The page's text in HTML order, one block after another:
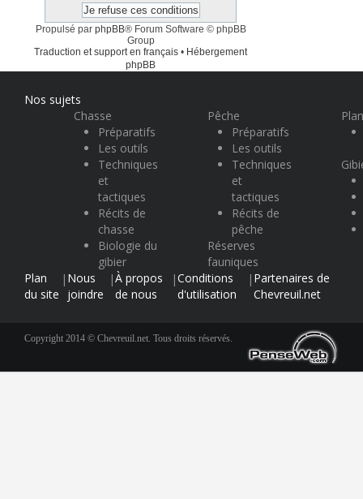
Propulsé par phpBB® Forum Software © phpBB
Group
Traduction et support en français • Hébergement
phpBB
Nos sujets
Chasse
Préparatifs
Les outils
Techniques
et
tactiques
Récits de
chasse
Biologie du
gibier
Pêche
Préparatifs
Les outils
Techniques
et
tactiques
Récits de
pêche
Réserves
fauniques
Plan
du site
| Nous
joindre
|À propos
de nous
|Conditions
d'utilisation
| Partenaires de
Chevreuil.net
Copyright 2014 © Chevreuil.net. Tous droits réservés.